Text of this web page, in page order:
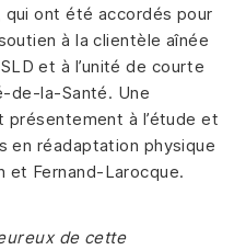
qui ont été accordés pour
à la clientèle aînée
et à l’unité de courte
de-la-Santé. Une
à l’étude et
en réadaptation physique
et Fernand-Larocque.
de cette